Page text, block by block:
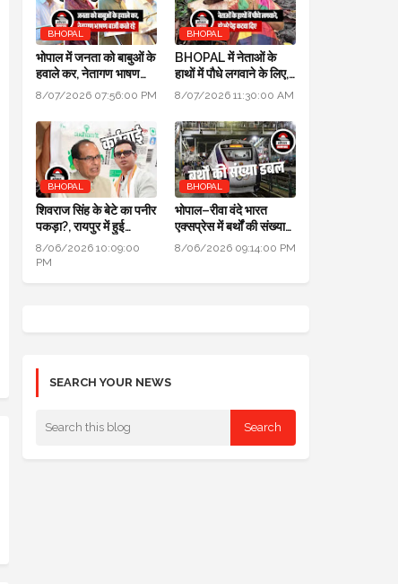
BHOPAL
भोपाल में जनता को बाबुओं के
हवाले कर, नेतागण भाषण
बाजी करते रहे: मुख्यमंत्री
8/07/2026 07:56:00 PM
BHOPAL
BHOPAL में नेताओं के
हाथों में पौधे लगवाने के लिए,
700 हरे भरे पेड़ कटवा दिए
8/07/2026 11:30:00 AM
BHOPAL
शिवराज सिंह के बेटे का पनीर
पकड़ा?, रायपुर में हुई
कार्रवाई, जांच के लिए लैब
भेजा
8/06/2026 10:09:00
PM
BHOPAL
भोपाल–रीवा वंदे भारत
एक्सप्रेस में बर्थों की संख्या
डबल से ज्यादा हुई
8/06/2026 09:14:00 PM
SEARCH YOUR NEWS